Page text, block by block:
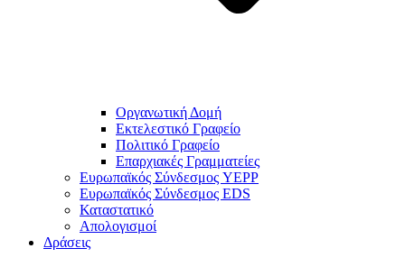
Οργανωτική Δομή
Εκτελεστικό Γραφείο
Πολιτικό Γραφείο
Επαρχιακές Γραμματείες
Ευρωπαϊκός Σύνδεσμος YEPP
Ευρωπαϊκός Σύνδεσμος EDS
Καταστατικό
Απολογισμοί
Δράσεις